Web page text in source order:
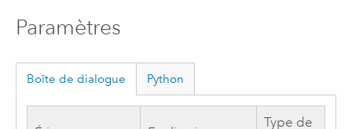
Paramètres
Boîte de dialogue Python
Type de